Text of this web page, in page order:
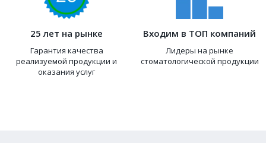
25 лет на рынке
Гарантия качества
реализуемой продукции и
оказания услуг
Входим в ТОП компаний
Лидеры на рынке
стоматологической продукции